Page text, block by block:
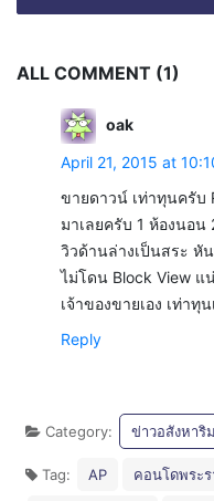
ALL COMMENT (1)
oak
April 21, 2015 at
ขายดาวน์ เท่าทุนครับ
มาเลยครับ 1 ห้องนอน
วิวด้านล่างเป็นสระ หั
ไม่โดน Block View แ
เจ้าของขายเอง เท่า
Reply
Category: ข่าวอสังหาริ
Tag: AP คอนโดพระ